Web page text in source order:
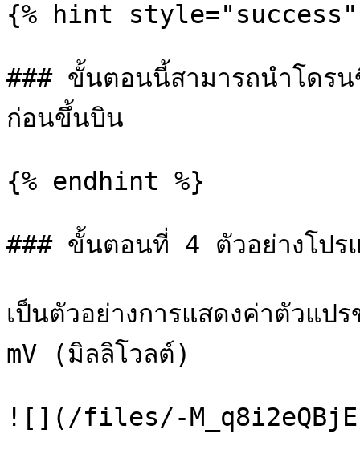
{% hint style="success"
### ขั้นตอนนี้สามารถนำโดร
ก่อนขึ้นบิน
{% endhint %}
### ขั้นตอนที่ 4 ตัวอย่างโปร
เป็นตัวอย่างการแสดงค่าตัวแป
mV (มิลลิโวลต์)
![](/files/-